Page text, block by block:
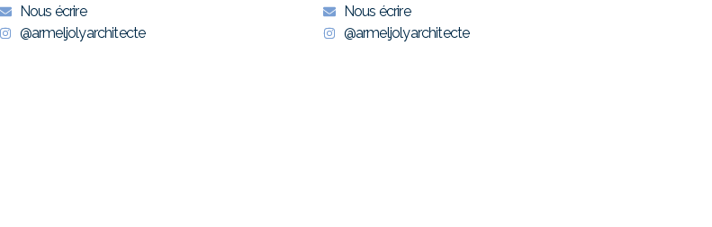
Nous écrire
@armeljolyarchitecte
Nous écrire
@armeljolyarchitecte